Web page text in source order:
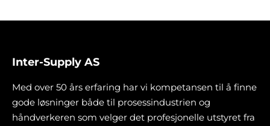
Inter-Supply AS
Med over 50 års erfaring har vi kompetansen til å finne
gode løsninger både til prosessindustrien og
håndverkeren som velger det profesjonelle utstyret fra